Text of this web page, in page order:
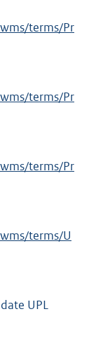
terms/Pr
terms/Pr
terms/Pr
terms/U
UPL